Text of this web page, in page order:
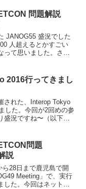
問題解説
JANOG55 盛況でした
人超えるとかすごい
って思いました。さ
。ここでは現地問題...
2016行ってきまし
された、Interop Tokyo
した。今回が2回めの参
盛況ですね〜（以下の
いの入場者数です）当
問題
説
ら28日まで鹿児島で開
Meeting」で、実行
した。今回はネットワ